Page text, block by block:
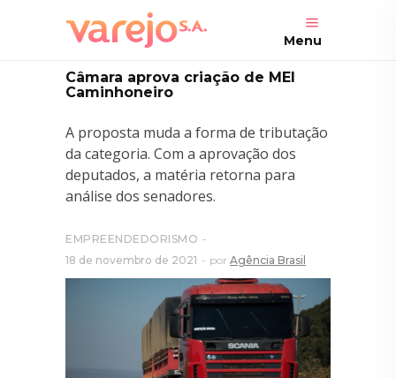
Menu
Câmara aprova criação de MEI
Caminhoneiro
A proposta muda a forma de tributação
da categoria. Com a aprovação dos
deputados, a matéria retorna para
análise dos senadores.
EMPREENDEDORISMO
18 de novembro de 2021
por Agência Brasil